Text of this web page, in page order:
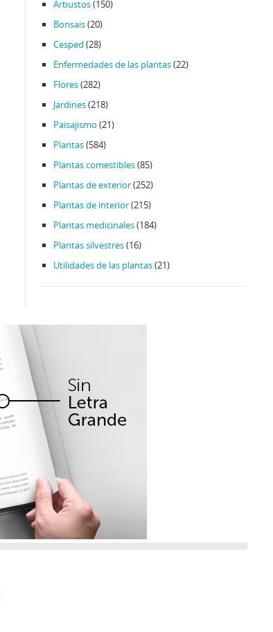
Arbustos(150)
Bonsais(20)
Cesped (28)
Enfermedades de las plantas(22)
Flores(282)
Jardines(218)
Paisajismo (21)
Plantas(584)
Plantas comestibles(85)
Plantas de exterior(252)
Plantas de interior(215)
Plantas medicinales(184)
Plantas silvestres(16)
Utilidades de las plantas(21)